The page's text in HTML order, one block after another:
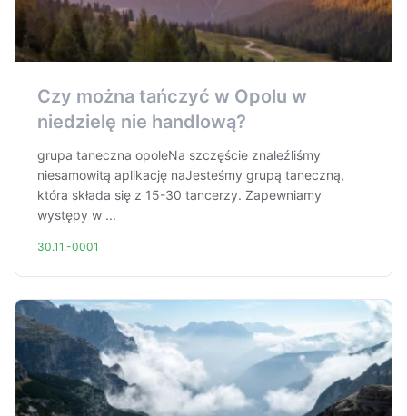
Czy można tańczyć w Opolu w
niedzielę nie handlową?
grupa taneczna opoleNa szczęście znaleźliśmy
niesamowitą aplikację naJesteśmy grupą taneczną,
która składa się z 15-30 tancerzy. Zapewniamy
występy w ...
30.11.-0001